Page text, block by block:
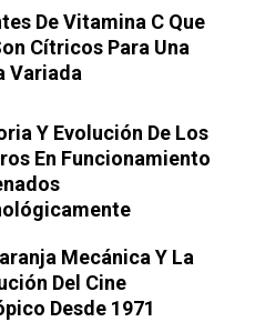
De Vitamina C Que
Cítricos Para Una
Variada
Y Evolución De Los
En Funcionamiento
Mecánica Y La
Del Cine
Desde 1971